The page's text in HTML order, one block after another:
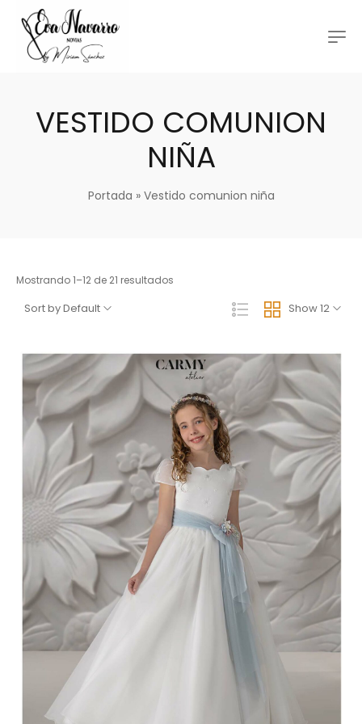
VESTIDO COMUNION
NIÑA
Portada » Vestido comunion niña
Mostrando 1–12 de 21 resultados
Show 12
Sort by Default